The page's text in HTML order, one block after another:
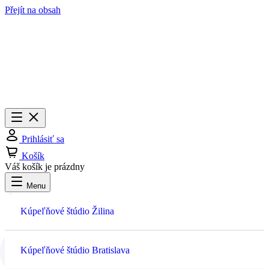
Přejít na obsah
Menu
Zavrieť
Prihlásiť sa
Košík
Váš košík je prázdny
Menu
Kúpeľňové štúdio Žilina
Kúpeľňové štúdio Bratislava
Košík